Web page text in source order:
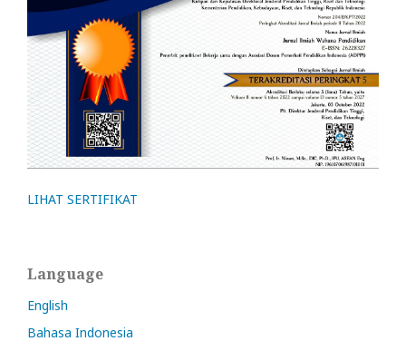
LIHAT SERTIFIKAT
Language
English
Bahasa Indonesia